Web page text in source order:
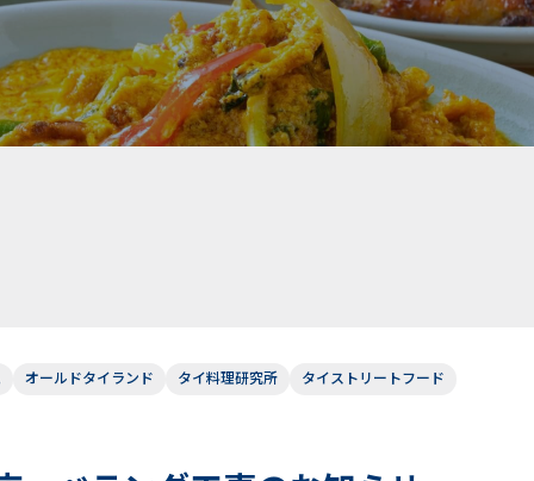
オールドタイランド タイ料理研究所 タイストリートフード